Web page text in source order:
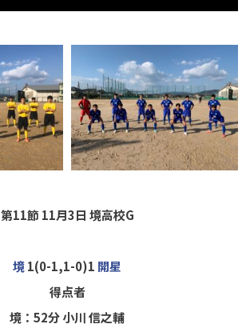
第11節 11月3日 境高校G
境1(0-1,1-0)1 開星
得点者
境：52分 小川 信之輔